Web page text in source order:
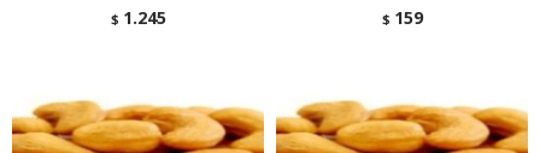
$ 1.245 $ 159